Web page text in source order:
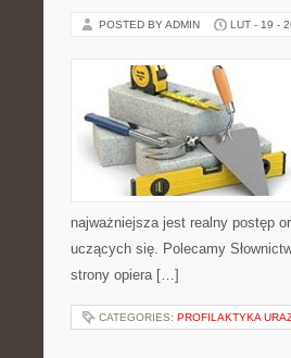
POSTED BY ADMIN LUT - 19 -
najważniejsza jest realny postęp
uczących się. Polecamy
strony opiera […]
CATEGORIES: PROFILAKTYKA